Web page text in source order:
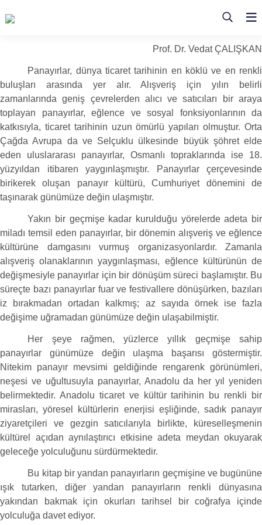
Prof. Dr. Vedat ÇALIŞKAN
Panayırlar, dünya ticaret tarihinin en köklü ve en renkli
buluşları arasında yer alır. Alışveriş için yılın belirli
zamanlarında geniş çevrelerden alıcı ve satıcıları bir araya
toplayan panayırlar, eğlence ve sosyal fonksiyonlarının da
katkısıyla, ticaret tarihinin uzun ömürlü yapıları olmuştur. Orta
Çağda Avrupa da ve Selçuklu ülkesinde büyük şöhret elde
eden uluslararası panayırlar, Osmanlı topraklarında ise 18.
yüzyıldan itibaren yaygınlaşmıştır. Panayırlar çerçevesinde
birikerek oluşan panayır kültürü, Cumhuriyet dönemini de
taşınarak günümüze değin ulaşmıştır.
Yakın bir geçmişe kadar kurulduğu yörelerde adeta bir
miladı temsil eden panayırlar, bir dönemin alışveriş ve eğlence
kültürüne damgasını vurmuş organizasyonlardır. Zamanla
alışveriş olanaklarının yaygınlaşması, eğlence kültürünün de
değişmesiyle panayırlar için bir dönüşüm süreci başlamıştır. Bu
süreçte bazı panayırlar fuar ve festivallere dönüşürken, bazıları
iz bırakmadan ortadan kalkmış; az sayıda örnek ise fazla
değişime uğramadan günümüze değin ulaşabilmiştir.
Her şeye rağmen, yüzlerce yıllık geçmişe sahip
panayırlar günümüze değin ulaşma başarısı göstermiştir.
Nitekim panayır mevsimi geldiğinde rengarenk görünümleri,
neşesi ve uğultusuyla panayırlar, Anadolu da her yıl yeniden
belirmektedir. Anadolu ticaret ve kültür tarihinin bu renkli bir
mirasları, yöresel kültürlerin enerjisi eşliğinde, sadık panayır
ziyaretçileri ve gezgin satıcılarıyla birlikte, küreselleşmenin
kültürel açıdan aynılaştırıcı etkisine adeta meydan okuyarak
geleceğe yolculuğunu sürdürmektedir.
Bu kitap bir yandan panayırların geçmişine ve bugününe
ışık tutarken, diğer yandan panayırların renkli dünyasına
yakından bakmak için okurları tarihsel bir coğrafya içinde
yolculuğa davet ediyor.